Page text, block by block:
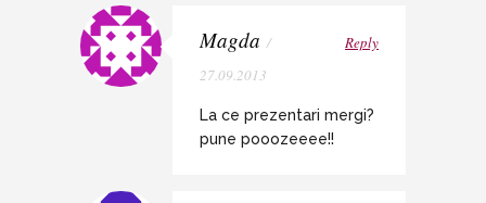
Magda /
27.09.2013
Reply
La ce prezentari mergi?
pune pooozeeee!!